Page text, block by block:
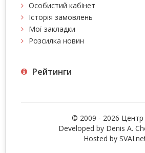
Особистий кабінет
Історія замовлень
Мої закладки
Розсилка новин
Рейтинги
© 2009 - 2026 Центр
Developed by Denis A.
Hosted by